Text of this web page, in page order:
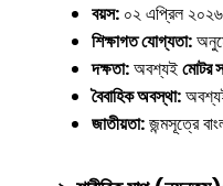
বয়স: ০২ এপ্রিল ২০২৬
শিক্ষাগত যোগ্যতা:
দক্ষতা:অবশ্যইমোটর
বৈবাহিক অবস্থা:
জাতীয়তা:জন্মসূত্রে